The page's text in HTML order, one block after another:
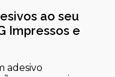
ao seu
Impressos e
adesivo